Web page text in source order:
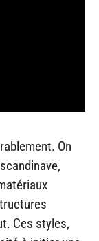
On
Ces styles,